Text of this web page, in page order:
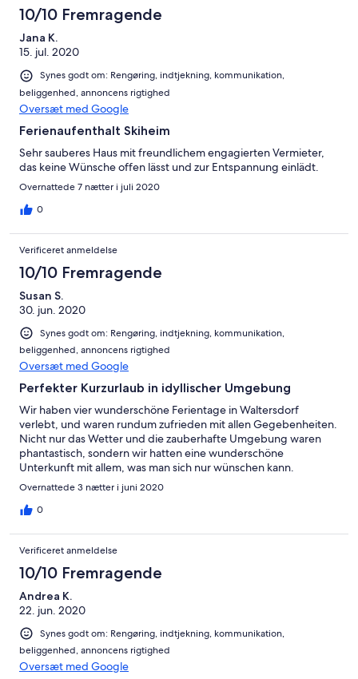
10/10 Fremragende
Jana K.
15. jul. 2020
Synes godt om: Rengøring, indtjekning, kommunikation,
beliggenhed, annoncens rigtighed
Oversæt med Google
Ferienaufenthalt Skiheim
Sehr sauberes Haus mit freundlichem engagierten Vermieter,
das keine Wünsche offen lässt und zur Entspannung einlädt.
Overnattede 7 nætter i juli 2020
0
Verificeret anmeldelse
10/10 Fremragende
Susan S.
30. jun. 2020
Synes godt om: Rengøring, indtjekning, kommunikation,
beliggenhed, annoncens rigtighed
Oversæt med Google
Perfekter Kurzurlaub in idyllischer Umgebung
Wir haben vier wunderschöne Ferientage in Waltersdorf
verlebt, und waren rundum zufrieden mit allen Gegebenheiten.
Nicht nur das Wetter und die zauberhafte Umgebung waren
phantastisch, sondern wir hatten eine wunderschöne
Unterkunft mit allem, was man sich nur wünschen kann.
Liebevoll eingerichtete helle und geräumige Zimme, jedes mit
eigenem Bad; modernste Lichtinstallationen überall, eine
schöne große Wohnstube/-küche, welche alles an Technik und
leibliche Wohl so braucht. Eine schöne Sauna, ein funktioneller
Medienraum, eine gemütliche Lounge mit Terasse und nicht
zuletzt ein tolles Billiardzimmer! Es hat uns an nichts gefehlt, und
das Einzige was wir bedauern ist, dass wir nicht mehr Zeit dort
verbringen konnten. Aber wir kommen jederzeit gerne wieder!
Ein großes Dankeschön noch einmal an Familie Nünke, herzliche
Grüße und vielleicht bis zum nächsten Mal!
Overnattede 3 nætter i juni 2020
0
Verificeret anmeldelse
10/10 Fremragende
Andrea K.
22. jun. 2020
Synes godt om: Rengøring, indtjekning, kommunikation,
beliggenhed, annoncens rigtighed
Oversæt med Google